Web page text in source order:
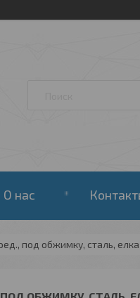
О нас
под обжимку, сталь,